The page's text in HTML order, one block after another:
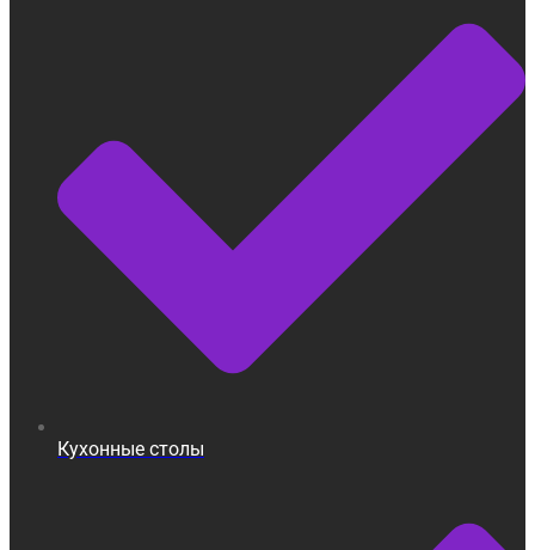
Кухонные столы